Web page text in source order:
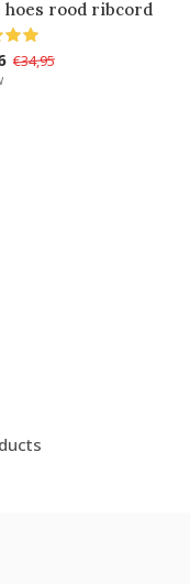
hoes rood ribcord
€34,95